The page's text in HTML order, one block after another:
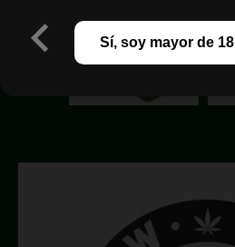
Sí, soy mayor de 18